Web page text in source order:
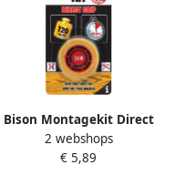
Bison Montagekit Direct
Grip Tape Crd
1.5Mx19Mm*6 Nlfr 6306369
2 webshops
€ 5,89